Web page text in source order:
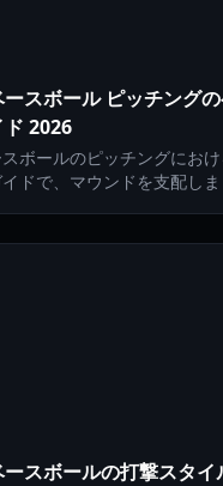
スボール ピッチング
2026
ボールのピッチングにお
ドで、マウンドを支配しま
スボールの打撃スタイ